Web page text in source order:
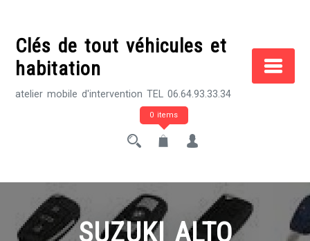
contentClés de tout véhicules et
habitation
atelier mobile d'intervention TEL 06.64.93.33.34
0 items
SUZUKI ALTO